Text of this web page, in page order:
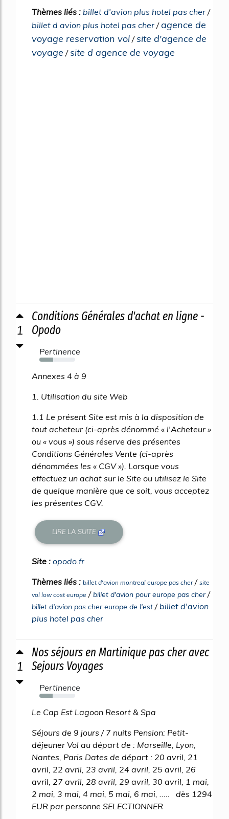
Thèmes liés : billet d'avion plus hotel pas cher /
billet d avion plus hotel pas cher /agence de
voyage reservation vol /site d'agence de
voyage /site d agence de voyage
1
Conditions Générales d'achat en ligne -
Opodo
Pertinence
39%
Annexes 4 à 9
1. Utilisation du site Web
1.1 Le présent Site est mis à la disposition de
tout acheteur (ci-après dénommé « l'Acheteur »
ou « vous ») sous réserve des présentes
Conditions Générales Vente (ci-après
dénommées les « CGV »). Lorsque vous
effectuez un achat sur le Site ou utilisez le Site
de quelque manière que ce soit, vous acceptez
les présentes CGV.
LIRE LA SUITE
Site : opodo.fr
Thèmes liés : billet d'avion montreal europe pas cher/ site
vol low cost europe / billet d'avion pour europe pas cher/
billet d'avion pas cher europe de l'est / billet d'avion
plus hotel pas cher
1
Nos séjours en Martinique pas cher avec
Sejours Voyages
Pertinence
37%
Le Cap Est Lagoon Resort & Spa
Séjours de 9 jours / 7 nuits Pension: Petit-
déjeuner Vol au départ de : Marseille, Lyon,
Nantes, Paris Dates de départ : 20 avril, 21
avril, 22 avril, 23 avril, 24 avril, 25 avril, 26
avril, 27 avril, 28 avril, 29 avril, 30 avril, 1 mai,
2 mai, 3 mai, 4 mai, 5 mai, 6 mai, ..... dès 1294
EUR par personne SELECTIONNER